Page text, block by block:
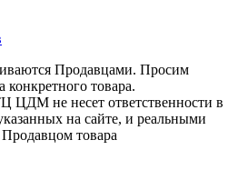
Продавцами. Просим
товара.
ЦДМ не несет ответственности в
на сайте, и реальными
товара